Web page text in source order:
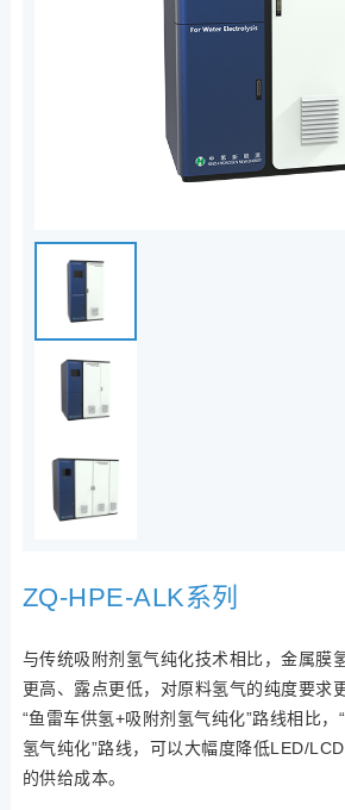
ZQ-HPE-ALK系列
与传统吸附剂氢气纯化技术相比，金属膜
更高、露点更低，对原料氢气的纯度要求
“鱼雷车供氢+吸附剂氢气纯化”路线相比，
氢气纯化”路线，可以大幅度降低LED/
的供给成本。